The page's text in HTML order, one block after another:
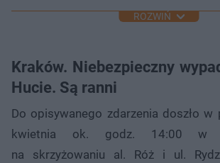
ROZWIŃ
Kraków. Niebezpieczny
Hucie. Są ranni
Do opisywanego zdarzenia doszło w
kwietnia ok. godz. 14:00 w
na skrzyżowaniu al. Róż i ul.